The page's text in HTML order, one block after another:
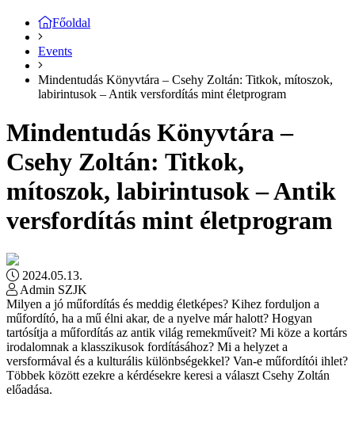
Főoldal
Events
Mindentudás Könyvtára – Csehy Zoltán: Titkok, mítoszok,
labirintusok – Antik versfordítás mint életprogram
Mindentudás Könyvtára –
Csehy Zoltán: Titkok,
mítoszok, labirintusok – Antik
versfordítás mint életprogram
2024.05.13.
Admin SZJK
Milyen a jó műfordítás és meddig életképes? Kihez forduljon a
műfordító, ha a mű élni akar, de a nyelve már halott? Hogyan
tartósítja a műfordítás az antik világ remekműveit? Mi köze a kortárs
irodalomnak a klasszikusok fordításához? Mi a helyzet a
versformával és a kulturális különbségekkel? Van-e műfordítói ihlet?
Többek között ezekre a kérdésekre keresi a választ Csehy Zoltán
előadása.